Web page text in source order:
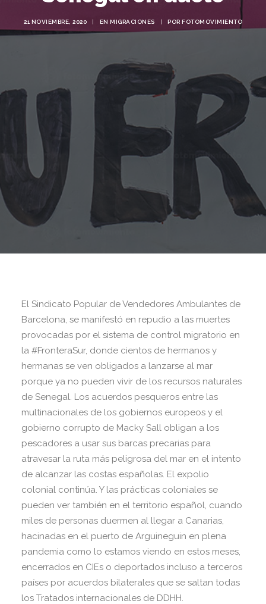
21 NOVIEMBRE, 2020 | EN MIGRACIONES | POR FOTOMOVIMIENTO
El Sindicato Popular de Vendedores Ambulantes de
Barcelona, se manifestó en repudio a las muertes
provocadas por el sistema de control migratorio en
la #FronteraSur, donde cientos de hermanos y
hermanas se ven obligados a lanzarse al mar
porque ya no pueden vivir de los recursos naturales
de Senegal. Los acuerdos pesqueros entre las
multinacionales de los gobiernos europeos y el
gobierno corrupto de Macky Sall obligan a los
pescadores a usar sus barcas precarias para
atravesar la ruta más peligrosa del mar en el intento
de alcanzar las costas españolas. El expolio
colonial continúa. Y las prácticas coloniales se
pueden ver también en el territorio español, cuando
miles de personas duermen al llegar a Canarias,
hacinadas en el puerto de Arguineguin en plena
pandemia como lo estamos viendo en estos meses,
encerrados en CIEs o deportados incluso a terceros
países por acuerdos bilaterales que se saltan todas
los Tratados internacionales de DDHH.